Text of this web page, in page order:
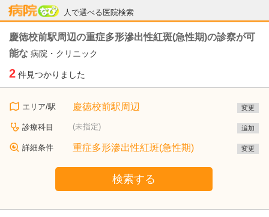
人で選べる医院検索
病院なび
慶徳校前駅周辺の重症多形滲出性紅斑(急性期)の診察が可
能な 病院・クリニック
2 件見つかりました
エリア/駅 慶徳校前駅周辺 変更
診療科目 (未指定) 追加
詳細条件 重症多形滲出性紅斑(急性期) 変更
検索する